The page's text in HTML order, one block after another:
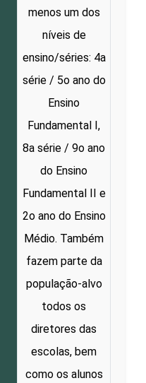
menos um dos
níveis de
ensino/séries: 4a
série / 5o ano do
Ensino
Fundamental I,
8a série / 9o ano
do Ensino
Fundamental II e
2o ano do Ensino
Médio. Também
fazem parte da
população-alvo
todos os
diretores das
escolas, bem
como os alunos